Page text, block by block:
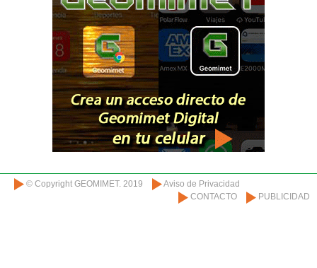
© Copyright GEOMIMET. 2019
Aviso de Privacidad
CONTACTO
PUBLICIDAD